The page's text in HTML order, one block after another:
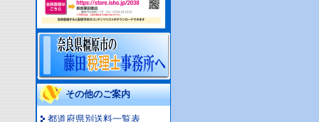
その他のご案内
都道府県別送料一覧表